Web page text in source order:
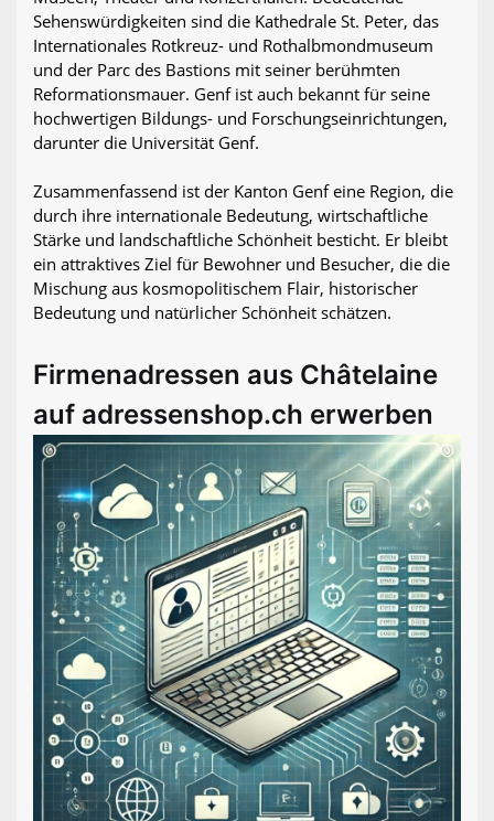
Sehenswürdigkeiten sind die Kathedrale St. Peter, das
Internationales Rotkreuz- und Rothalbmondmuseum
und der Parc des Bastions mit seiner berühmten
Reformationsmauer. Genf ist auch bekannt für seine
hochwertigen Bildungs- und Forschungseinrichtungen,
darunter die Universität Genf.
Zusammenfassend ist der Kanton Genf eine Region, die
durch ihre internationale Bedeutung, wirtschaftliche
Stärke und landschaftliche Schönheit besticht. Er bleibt
ein attraktives Ziel für Bewohner und Besucher, die die
Mischung aus kosmopolitischem Flair, historischer
Bedeutung und natürlicher Schönheit schätzen.
Firmenadressen aus Châtelaine
auf adressenshop.ch erwerben